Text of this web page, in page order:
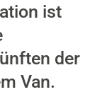
ist
der
Van.